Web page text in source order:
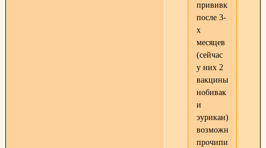
прививки
после 3-
х
месяцев
(сейчас
у них 2
вакцины:
нобивак
и
эурикан)+есть
возможность
прочипироваться.